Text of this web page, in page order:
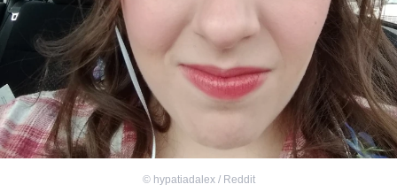
© hypatiadalex / Reddit